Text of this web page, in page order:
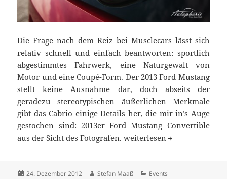
Die Frage nach dem Reiz bei Musclecars lässt sich
relativ schnell und einfach beantworten: sportlich
abgestimmtes Fahrwerk, eine Naturgewalt von
Motor und eine Coupé-Form. Der 2013 Ford Mustang
stellt keine Ausnahme dar, doch abseits der
geradezu stereotypischen äußerlichen Merkmale
gibt das Cabrio einige Details her, die mir in’s Auge
gestochen sind: 2013er Ford Mustang Convertible
aus der Sicht des Fotografen.Ford Mustang Convertible:
weiterlesen
Veröffentlicht
24. Dezember 2012 Autor
Stefan Maaß Kategorien
Events